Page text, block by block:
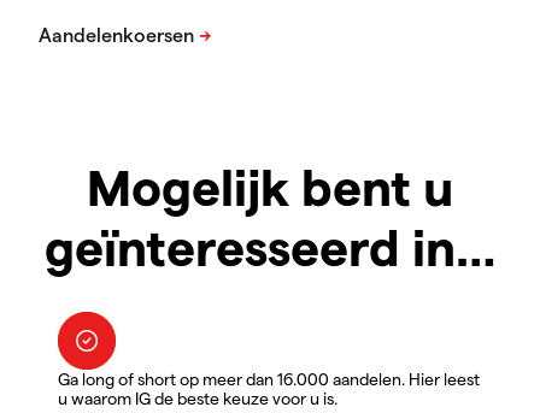
Mogelijk bent u
geïnteresseerd in…
Ga long of short op meer dan 16.000 aandelen. Hier leest
u waarom IG de beste keuze voor u is.